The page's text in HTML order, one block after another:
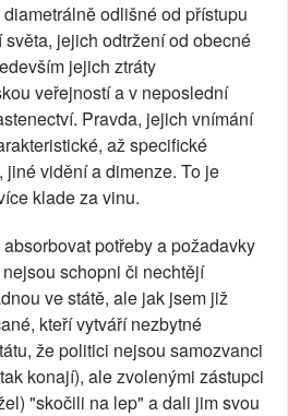
odlišné od přístupu
jejich odtržení od obecné
jejich ztráty
veřejností a v neposlední
Pravda, jejich vnímání
až specifické
jiné vidění a dimenze. To je
klade za vinu.
potřeby a požadavky
schopni či nechtějí
ve státě, ale jak jsem již
kteří vytváří nezbytné
že politici nejsou samozvanci
konají), ale zvolenými zástupci
"skočili na lep" a dali jim svou